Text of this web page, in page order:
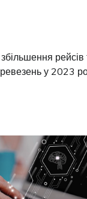
рейсів
у 2023